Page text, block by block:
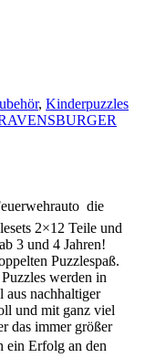
, Kinderpuzzles
 die
2×12 Teile und
3 und 4 Jahren!
Puzzlespaß.
werden in
aus nachhaltiger
und mit ganz viel
das immer größer
ein Erfolg an den